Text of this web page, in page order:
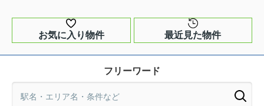
お気に入り物件 最近見た物件
フリーワード